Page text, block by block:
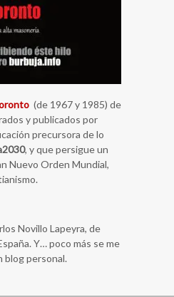
(de 1967 y 1985) de
y publicados por
precursora de lo
, y que persigue un
Nuevo Orden Mundial,
Novillo Lapeyra, de
Y… poco más se me
blog personal.